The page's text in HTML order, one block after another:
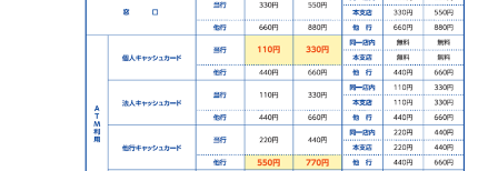
企業・IR情報
採用情報